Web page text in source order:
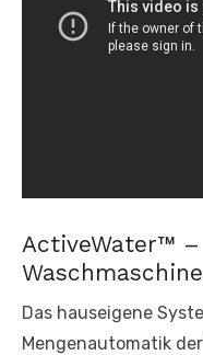
ActiveWater™
Das hauseigene
Mengenautomatik